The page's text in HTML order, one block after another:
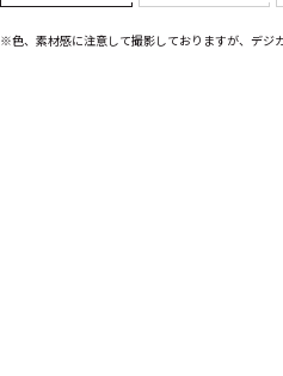
※色、素材感に注意して撮影しておりますが、デジ